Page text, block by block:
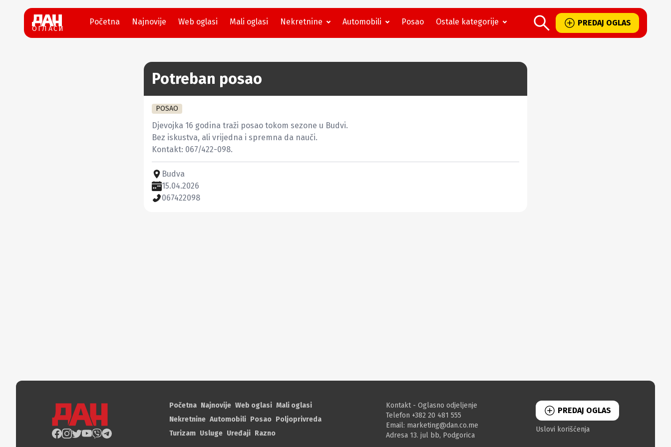
ОГЛАСИ
Početna Najnovije Web oglasi Mali oglasi Nekretnine Automobili Posao Ostale kategorije PREDAJ OGLAS
Potreban posao
POSAO
Djevojka 16 godina traži posao tokom sezone u Budvi.
Bez iskustva, ali vrijedna i spremna da nauči.
Kontakt: 067/422-098.
Budva
15.04.2026
067422098
Početna Najnovije Web oglasi Mali oglasi
Nekretnine Automobili Posao Poljoprivreda
Turizam Usluge Uređaji Razno
Kontakt - Oglasno odjeljenje
Telefon +382 20 481 555
Email: marketing@dan.co.me
Adresa 13. jul bb, Podgorica
PREDAJ OGLAS
Uslovi korišćenja